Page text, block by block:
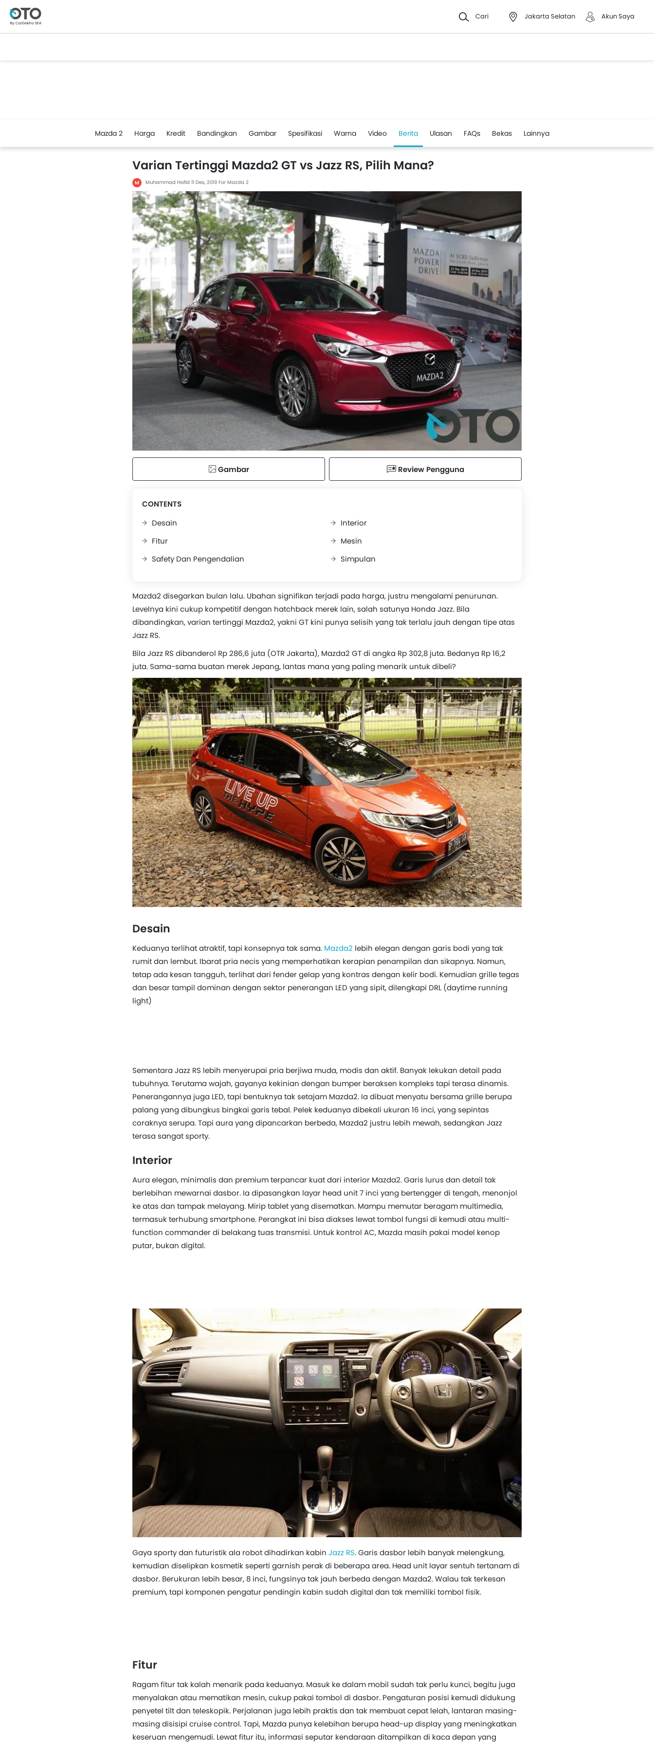
Cari Jakarta Selatan Akun Saya
Mazda 2 Harga Kredit Bandingkan Gambar Spesifikasi Warna Video Berita Ulasan FAQs Bekas Lainnya
Varian Tertinggi Mazda2 GT vs Jazz RS, Pilih Mana?
M Muhammad Hafid 11 Des, 2019 For Mazda 2
Gambar Review Pengguna
CONTENTS
Desain
Interior
Fitur
Mesin
Safety Dan Pengendalian
Simpulan
Mazda2 disegarkan bulan lalu. Ubahan signifikan terjadi pada harga, justru mengalami penurunan.
Levelnya kini cukup kompetitif dengan hatchback merek lain, salah satunya Honda Jazz. Bila
dibandingkan, varian tertinggi Mazda2, yakni GT kini punya selisih yang tak terlalu jauh dengan tipe atas
Jazz RS.
Bila Jazz RS dibanderol Rp 286,6 juta (OTR Jakarta), Mazda2 GT di angka Rp 302,8 juta. Bedanya Rp 16,2
juta. Sama-sama buatan merek Jepang, lantas mana yang paling menarik untuk dibeli?
Desain
Keduanya terlihat atraktif, tapi konsepnya tak sama. Mazda2 lebih elegan dengan garis bodi yang tak
rumit dan lembut. Ibarat pria necis yang memperhatikan kerapian penampilan dan sikapnya. Namun,
tetap ada kesan tangguh, terlihat dari fender gelap yang kontras dengan kelir bodi. Kemudian grille tegas
dan besar tampil dominan dengan sektor penerangan LED yang sipit, dilengkapi DRL (daytime running
light)
Sementara Jazz RS lebih menyerupai pria berjiwa muda, modis dan aktif. Banyak lekukan detail pada
tubuhnya. Terutama wajah, gayanya kekinian dengan bumper beraksen kompleks tapi terasa dinamis.
Penerangannya juga LED, tapi bentuknya tak setajam Mazda2. Ia dibuat menyatu bersama grille berupa
palang yang dibungkus bingkai garis tebal. Pelek keduanya dibekali ukuran 16 inci, yang sepintas
coraknya serupa. Tapi aura yang dipancarkan berbeda, Mazda2 justru lebih mewah, sedangkan Jazz
terasa sangat sporty.
Interior
Aura elegan, minimalis dan premium terpancar kuat dari interior Mazda2. Garis lurus dan detail tak
berlebihan mewarnai dasbor. Ia dipasangkan layar head unit 7 inci yang bertengger di tengah, menonjol
ke atas dan tampak melayang. Mirip tablet yang disematkan. Mampu memutar beragam multimedia,
termasuk terhubung smartphone. Perangkat ini bisa diakses lewat tombol fungsi di kemudi atau multi-
function commander di belakang tuas transmisi. Untuk kontrol AC, Mazda masih pakai model kenop
putar, bukan digital.
Gaya sporty dan futuristik ala robot dihadirkan kabin Jazz RS. Garis dasbor lebih banyak melengkung,
kemudian diselipkan kosmetik seperti garnish perak di beberapa area. Head unit layar sentuh tertanam di
dasbor. Berukuran lebih besar, 8 inci, fungsinya tak jauh berbeda dengan Mazda2. Walau tak terkesan
premium, tapi komponen pengatur pendingin kabin sudah digital dan tak memiliki tombol fisik.
Fitur
Ragam fitur tak kalah menarik pada keduanya. Masuk ke dalam mobil sudah tak perlu kunci, begitu juga
menyalakan atau mematikan mesin, cukup pakai tombol di dasbor. Pengaturan posisi kemudi didukung
penyetel tilt dan teleskopik. Perjalanan juga lebih praktis dan tak membuat cepat lelah, lantaran masing-
masing disisipi cruise control. Tapi, Mazda punya kelebihan berupa head-up display yang meningkatkan
keseruan mengemudi. Lewat fitur itu, informasi seputar kendaraan ditampilkan di kaca depan yang